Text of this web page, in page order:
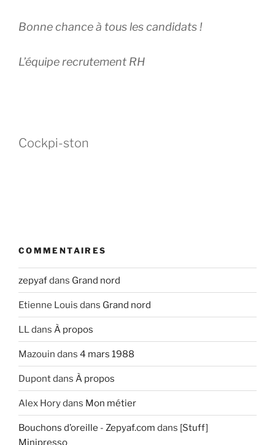
Bonne chance à tous les candidats !
L’équipe recrutement RH
Cockpi-ston
COMMENTAIRES
zepyafdans Grand nord
Etienne Louis dans Grand nord
LLdans À propos
Mazouin dans 4 mars 1988
Dupontdans À propos
Alex Horydans Mon métier
Bouchons d’oreille - Zepyaf.com dans [Stuff]
Minipresso